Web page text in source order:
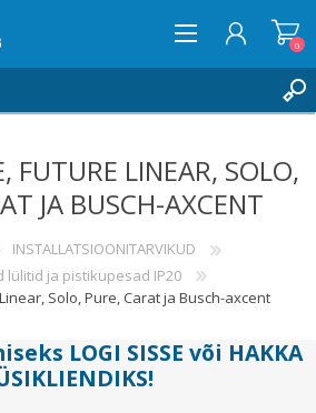
0
FUTURE LINEAR, SOLO,
JA BUSCH-AXCENT
INSTALLATSIOONITARVIKUD
lülitid ja pistikupesad IP20
Solo, Pure, Carat ja Busch-axcent
LOGI SISSE või HAKKA
!